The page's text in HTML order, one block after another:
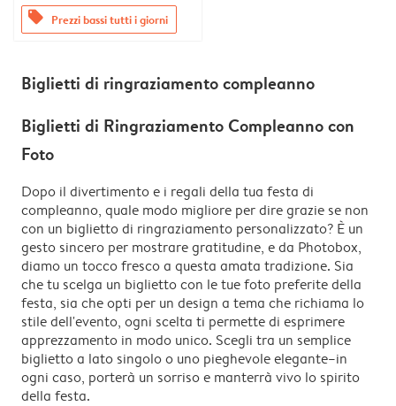
offers Prezzi bassi tutti i giorni
Biglietti di ringraziamento compleanno
Biglietti di Ringraziamento Compleanno con
Foto
Dopo il divertimento e i regali della tua festa di
compleanno, quale modo migliore per dire grazie se non
con un biglietto di ringraziamento personalizzato? È un
gesto sincero per mostrare gratitudine, e da Photobox,
diamo un tocco fresco a questa amata tradizione. Sia
che tu scelga un biglietto con le tue foto preferite della
festa, sia che opti per un design a tema che richiama lo
stile dell'evento, ogni scelta ti permette di esprimere
apprezzamento in modo unico. Scegli tra un semplice
biglietto a lato singolo o uno pieghevole elegante–in
ogni caso, porterà un sorriso e manterrà vivo lo spirito
della festa.